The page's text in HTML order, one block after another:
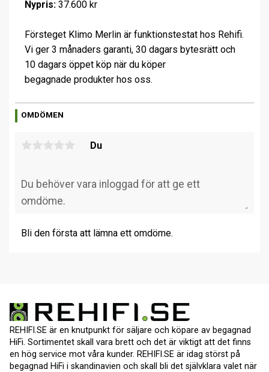
Nypris: 37.600 kr
Försteget Klimo Merlin är funktionstestat hos Rehifi.
Vi ger 3 månaders garanti, 30 dagars bytesrätt och
10 dagars öppet köp när du köper
begagnade produkter hos oss.
OMDÖMEN
Du
Bli den första att lämna ett omdöme.
REHIFI.SE är en knutpunkt för säljare och köpare av begagnad
HiFi. Sortimentet skall vara brett och det är viktigt att det finns
en hög service mot våra kunder. REHIFI.SE är idag störst på
begagnad HiFi i skandinavien och skall bli det självklara valet när